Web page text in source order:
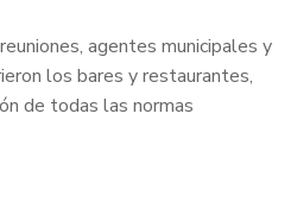
agentes municipales y
los bares y restaurantes,
de todas las normas